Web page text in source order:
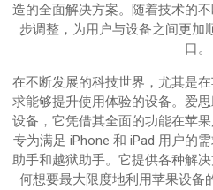
造的全面解决方案。随着技术的
步调整，为用户与设备之间更加
口。
在不断发展的科技世界，尤其是
求能够提升使用体验的设备。爱
设备，它凭借其全面的功能在苹
专为满足 iPhone 和 iPad 用户的
助手和越狱助手。它提供各种解
何想要最大限度地利用苹果设备